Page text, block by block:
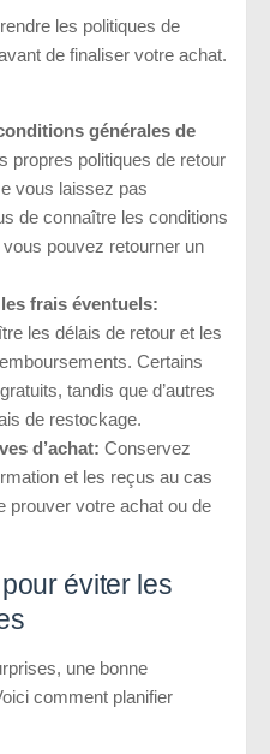
les politiques de
de finaliser votre achat.
générales de
propres politiques de retour
vous laissez pas
de connaître les conditions
pouvez retourner un
frais éventuels:
les délais de retour et les
Certains
tandis que d’autres
de restockage.
d’achat: Conservez
et les reçus au cas
prouver votre achat ou de
éviter les
une bonne
comment planifier